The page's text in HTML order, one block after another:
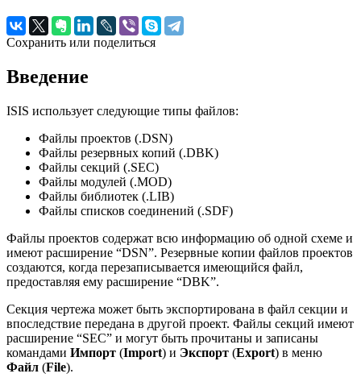
Сохранить или поделиться
Введение
ISIS использует следующие типы файлов:
Файлы проектов (.DSN)
Файлы резервных копий (.DBK)
Файлы секций (.SEC)
Файлы модулей (.MOD)
Файлы библиотек (.LIB)
Файлы списков соединений (.SDF)
Файлы проектов содержат всю информацию об одной схеме и
имеют расширение “DSN”. Резервные копии файлов проектов
создаются, когда перезаписывается имеющийся файл,
предоставляя ему расширение “DBK”.
Секция чертежа может быть экспортирована в файл секции и
впоследствие передана в другой проект. Файлы секций имеют
расширение “SEC” и могут быть прочитаны и записаны
командами Импорт (Import) и Экспорт (Export) в меню
Файл (File).